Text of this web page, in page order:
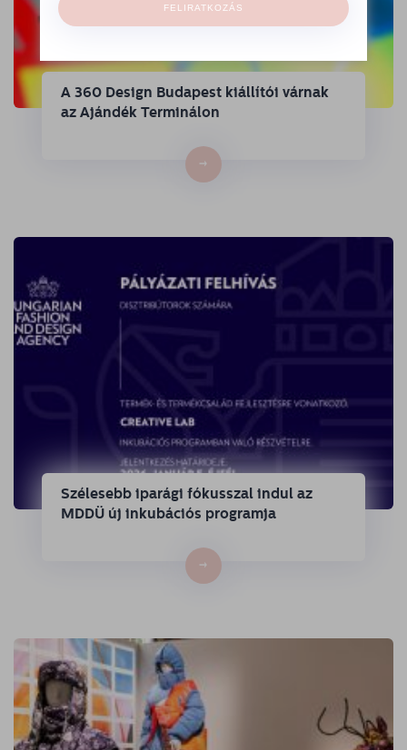
A 360 Design Budapest kiállítói várnak
az Ajándék Terminálon
→
Szélesebb iparági fókusszal indul az
MDDÜ új inkubációs programja
→
FELIRATKOZÁS